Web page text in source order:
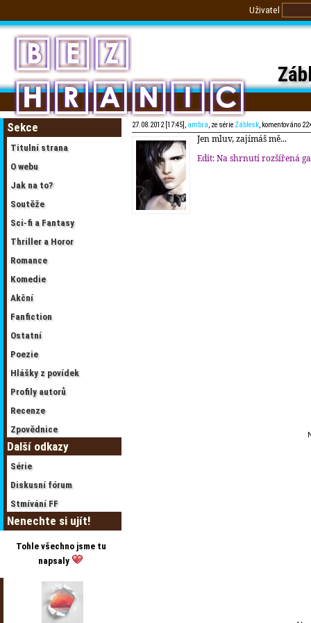
Uživatel
Sekce
Titulní strana
O webu
Jak na to?
Soutěže
Sci-fi a Fantasy
Thriller a Horor
Romance
Komedie
Akční
Fanfiction
Ostatní
Poezie
Hlášky z povídek
Profily autorů
Recenze
Zpovědnice
Další odkazy
Série
Diskusní fórum
Stmívání FF
Nenechte si ujít!
Tohle všechno jsme tu
napsaly
27.08.2012 [17:45], ambra, ze série Záblesk, komentováno
Jen mluv, zajímáš mě...
Edit: Na shrnutí rozšířená